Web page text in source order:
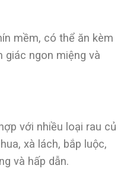
mềm, có thể ăn kèm
giác ngon miệng và
với nhiều loại rau củ
xà lách, bắp luộc,
và hấp dẫn.